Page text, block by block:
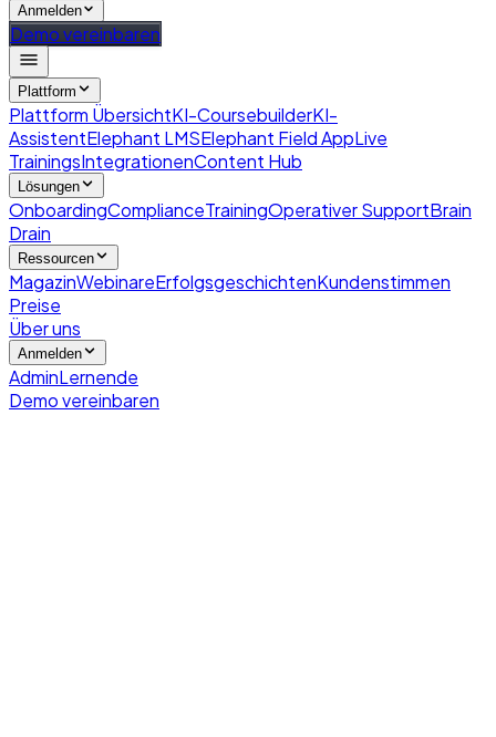
Anmelden
Demo vereinbaren
Plattform
Plattform ÜbersichtKI-CoursebuilderKI-
AssistentElephant LMSElephant Field AppLive
TrainingsIntegrationenContent Hub
Lösungen
OnboardingComplianceTrainingOperativer SupportBrain
Drain
Ressourcen
MagazinWebinareErfolgsgeschichtenKundenstimmen
Preise
Über uns
Anmelden
AdminLernende
Demo vereinbaren